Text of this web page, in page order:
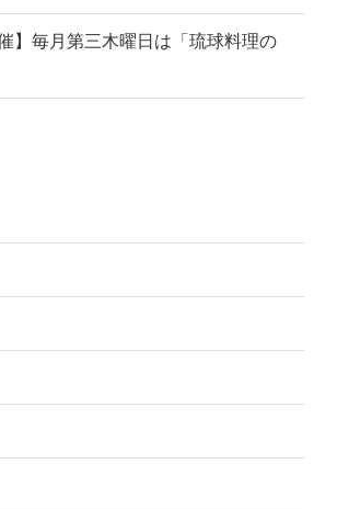
】毎月第三木曜日は「琉球料理の